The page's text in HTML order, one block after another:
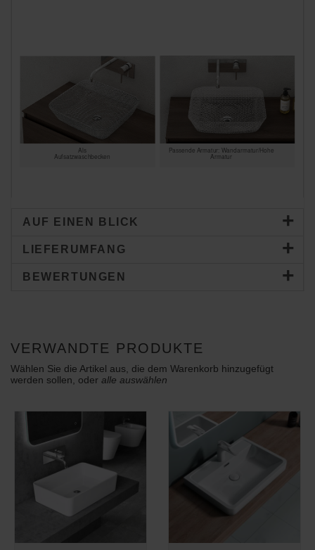
Als
Aufsatzwaschbecken
Passende Armatur: Wandarmatur/Hohe
Armatur
AUF EINEN BLICK
LIEFERUMFANG
BEWERTUNGEN
VERWANDTE PRODUKTE
Wählen Sie die Artikel aus, die dem Warenkorb hinzugefügt
werden sollen, oder alle auswählen